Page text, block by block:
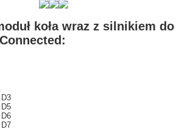
koła wraz z silnikiem do